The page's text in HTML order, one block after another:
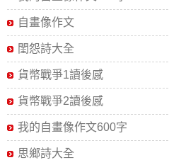
自畫像作文
閨怨詩大全
貨幣戰爭1讀後感
貨幣戰爭2讀後感
我的自畫像作文600字
思鄉詩大全